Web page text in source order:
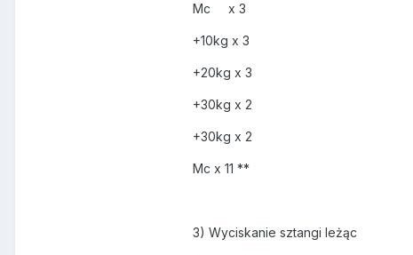
Mc x 3
+10kg x 3
+20kg x 3
+30kg x 2
+30kg x 2
Mc x 11 **
3) Wyciskanie sztangi leżąc